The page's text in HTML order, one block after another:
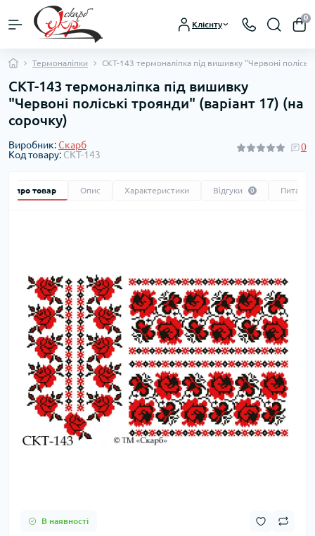
Клієнту
0
Термоналіпки СКТ-143 термоналіпка під вишивку "Червоні
СКТ-143 термоналіпка під вишивку
"Червоні поліські троянди" (варіант 17) (на
сорочку)
Виробник:Скарб
Код товару: СКТ-143
0
про товар Опис Характеристики Відгуки 0 Питання
В наявності